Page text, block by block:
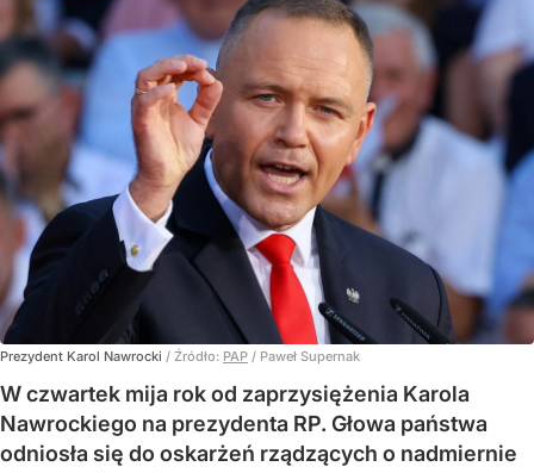
Prezydent Karol Nawrocki / Źródło: PAP / Paweł Supernak
W czwartek mija rok od zaprzysiężenia Karola
Nawrockiego na prezydenta RP. Głowa państwa
odniosła się do oskarżeń rządzących o nadmiernie